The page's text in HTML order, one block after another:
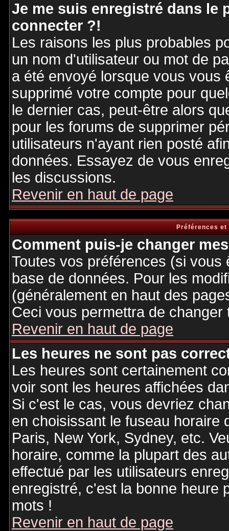
Je me suis enregistré dans le
connecter ?!
Les raisons les plus probables
un nom d'utilisateur ou mot de
a été envoyé lorsque vous vous
supprimé votre compte pour
le dernier cas, peut-être alors
pour les forums de supprimer
utilisateurs n'ayant rien posté
données. Essayez de vous
les discussions.
Revenir en haut de page
Préférences
Comment puis-je changer
Toutes vos préférences (si
base de données. Pour les
(généralement en haut des
Ceci vous permettra de
Revenir en haut de page
Les heures ne sont pas
Les heures sont certainement
voir sont les heures affichées
Si c'est le cas, vous devriez
en choisissant le fuseau horaire
Paris, New York, Sydney, etc.
horaire, comme la plupart des
effectué par les utilisateurs
enregistré, c'est la bonne heure
mots !
Revenir en haut de page